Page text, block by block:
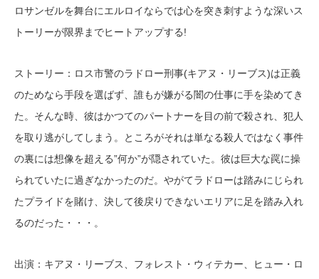
ロサンゼルを舞台にエルロイならでは心を突き刺すような深いス
トーリーが限界までヒートアップする!
ストーリー：ロス市警のラドロー刑事(キアヌ・リーブス)は正義
のためなら手段を選ばず、誰もが嫌がる闇の仕事に手を染めてき
た。そんな時、彼はかつてのパートナーを目の前で殺され、犯人
を取り逃がしてしまう。ところがそれは単なる殺人ではなく事件
の裏には想像を超える”何か”が隠されていた。彼は巨大な罠に操
られていたに過ぎなかったのだ。やがてラドローは踏みにじられ
たプライドを賭け、決して後戻りできないエリアに足を踏み入れ
るのだった・・・。
出演：キアヌ・リーブス、フォレスト・ウィテカー、ヒュー・ロ